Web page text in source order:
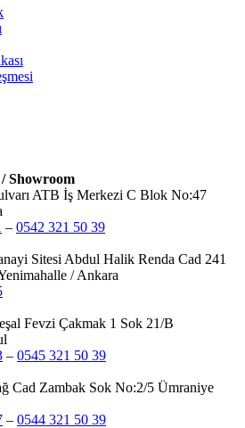
Showroom
ATB İş Merkezi C Blok No:47
– 0542 321 50 39
Sitesi Abdul Halik Renda Cad 241
/ Ankara
Fevzi Çakmak 1 Sok 21/B
– 0545 321 50 39
Cad Zambak Sok No:2/5 Ümraniye
– 0544 321 50 39